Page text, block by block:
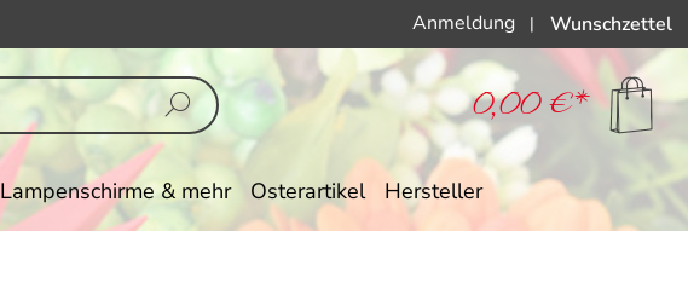
Anmeldung | Wunschzettel
0,00 €*
Lampenschirme & mehr Osterartikel Hersteller